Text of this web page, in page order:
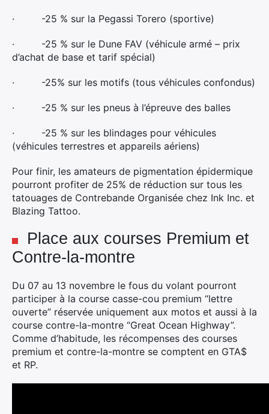
· -25 % sur la Pegassi Torero (sportive)
· -25 % sur le Dune FAV (véhicule armé – prix
d’achat de base et tarif spécial)
· -25% sur les motifs (tous véhicules confondus)
· -25 % sur les pneus à l’épreuve des balles
· -25 % sur les blindages pour véhicules
(véhicules terrestres et appareils aériens)
Pour finir, les amateurs de pigmentation épidermique
pourront profiter de 25% de réduction sur tous les
tatouages de Contrebande Organisée chez Ink Inc. et
Blazing Tattoo.
Place aux courses Premium et
Contre-la-montre
Du 07 au 13 novembre le fous du volant pourront
participer à la course casse-cou premium “lettre
ouverte” réservée uniquement aux motos et aussi à la
course contre-la-montre “Great Ocean Highway”.
Comme d’habitude, les récompenses des courses
premium et contre-la-montre se comptent en GTA$
et RP.
Rechercher